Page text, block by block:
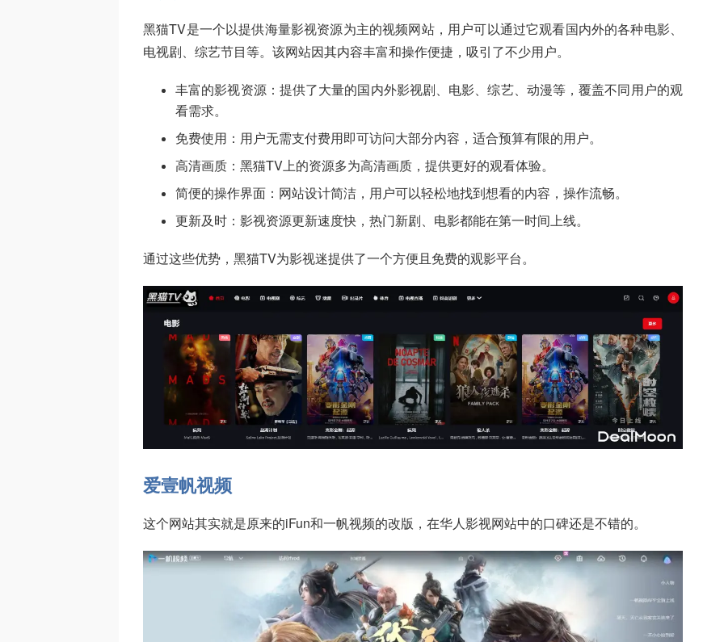
黑猫TV是一个以提供海量影视资源为主的视频网站，用户可以通过它观看国内外的各种电影、
电视剧、综艺节目等。该网站因其内容丰富和操作便捷，吸引了不少用户。
丰富的影视资源：提供了大量的国内外影视剧、电影、综艺、动漫等，覆盖不同用户的观
看需求。
免费使用：用户无需支付费用即可访问大部分内容，适合预算有限的用户。
高清画质：黑猫TV上的资源多为高清画质，提供更好的观看体验。
简便的操作界面：网站设计简洁，用户可以轻松地找到想看的内容，操作流畅。
更新及时：影视资源更新速度快，热门新剧、电影都能在第一时间上线。
通过这些优势，黑猫TV为影视迷提供了一个方便且免费的观影平台。
爱壹帆视频
这个网站其实就是原来的iFun和一帆视频的改版，在华人影视网站中的口碑还是不错的。